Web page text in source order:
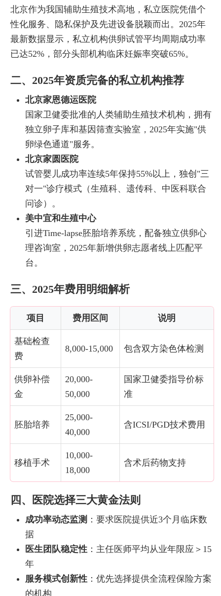
北京作为我国辅助生殖技术高地，私立医院凭借个
性化服务、隐私保护及先进设备脱颖而出。2025年
最新数据显示，私立机构供卵试管平均周期成功率
已达52%，部分头部机构临床妊娠率突破65%。
二、2025年资质完备的私立机构推荐
北京家恩德运医院
国家卫健委批准的人类辅助生殖技术机构，拥有
独立卵子库和基因筛查实验室，2025年实施"供
卵绿色通道"服务。
北京家圆医院
试管婴儿成功率连续5年保持55%以上，独创"三
对一"诊疗模式（生殖科、遗传科、中医科联合
问诊）。
美中宜和生殖中心
引进Time-lapse胚胎培养系统，配备独立供卵心
理咨询室，2025年新增供卵志愿者线上匹配平
台。
三、2025年费用明细解析
项目 费用区间 说明
基础检查
费
8,000-15,000 包含双方染色体检测
供卵补偿
金
20,000-
50,000
国家卫健委指导价标
准
胚胎培养
25,000-
40,000
含ICSI/PGD技术费用
移植手术
10,000-
18,000
含术后药物支持
四、医院选择三大黄金法则
成功率动态监测 ：要求医院提供近3个月临床数
据
医生团队稳定性：主任医师平均从业年限应＞15
年
服务模式创新性：优先选择提供全流程保险方案
的机构